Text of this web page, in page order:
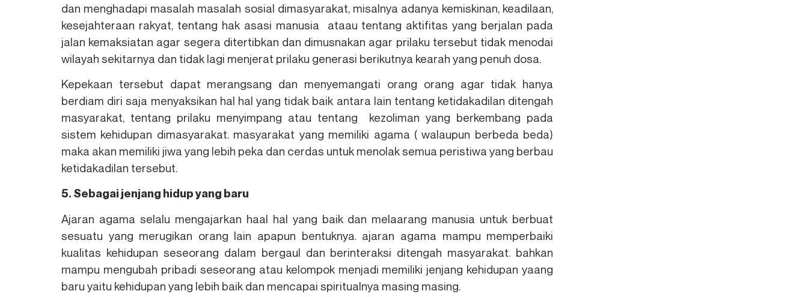
dan menghadapi masalah masalah sosial dimasyarakat, misalnya adanya kemiskinan, keadilaan,
kesejahteraan rakyat, tentang hak asasi manusia ataau tentang aktifitas yang berjalan pada
jalan kemaksiatan agar segera ditertibkan dan dimusnakan agar prilaku tersebut tidak menodai
wilayah sekitarnya dan tidak lagi menjerat prilaku generasi berikutnya kearah yang penuh dosa.
Kepekaan tersebut dapat merangsang dan menyemangati orang orang agar tidak hanya
berdiam diri saja menyaksikan hal hal yang tidak baik antara lain tentang ketidakadilan ditengah
masyarakat, tentang prilaku menyimpang atau tentang kezoliman yang berkembang pada
sistem kehidupan dimasyarakat. masyarakat yang memiliki agama ( walaupun berbeda beda)
maka akan memiliki jiwa yang lebih peka dan cerdas untuk menolak semua peristiwa yang berbau
ketidakadilan tersebut.
5. Sebagai jenjang hidup yang baru
Ajaran agama selalu mengajarkan haal hal yang baik dan melaarang manusia untuk berbuat
sesuatu yang merugikan orang lain apapun bentuknya. ajaran agama mampu memperbaiki
kualitas kehidupan seseorang dalam bergaul dan berinteraksi ditengah masyarakat. bahkan
mampu mengubah pribadi seseorang atau kelompok menjadi memiliki jenjang kehidupan yaang
baru yaitu kehidupan yang lebih baik dan mencapai spiritualnya masing masing.